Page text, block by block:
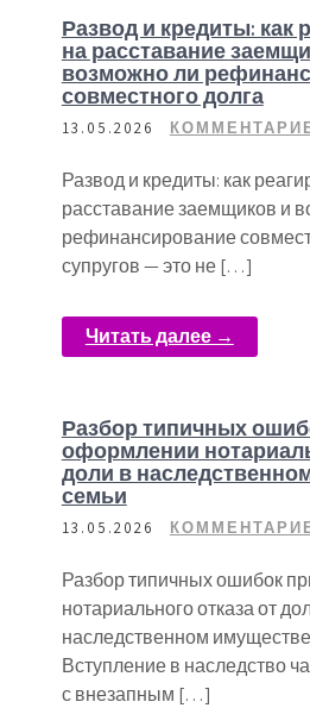
Развод и кредиты: как
на расставание
возможно ли
совместного долга
13.05.2026
Развод и кредиты: как
расставание заемщиков и
рефинансирование
супругов — это не […]
Читать далее →
Разбор типичных
оформлении
доли в
семьи
13.05.2026
Разбор типичных ошибок
нотариального отказа от
наследственном
Вступление в наследство
с внезапным […]